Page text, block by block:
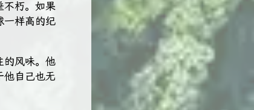
不朽。如果
一样高的纪
的风味。他
他自己也无